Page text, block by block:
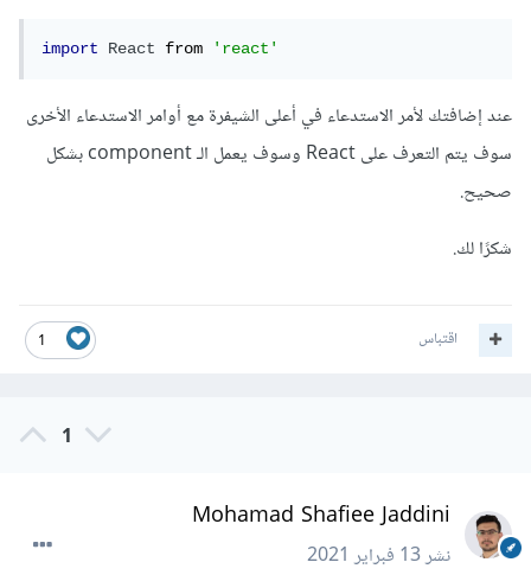
import React from 'react'
عند إضافتك لأمر الاستدعاء في أعلى الشيفرة مع أوامر الاستدعاء الأخرى
سوف يتم التعرف على React وسوف يعمل الـ component بشكل
صحيح.
شكرًا لك.
1 اقتباس
1
Mohamad Shafiee Jaddini
نشر13 فبراير 2021